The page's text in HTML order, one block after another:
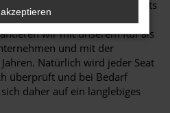
und das Fahrzeug ist bereits
Für den
wir mit unserem Ruf als
und mit der
Natürlich wird jeder Seat
überprüft und bei Bedarf
daher auf ein langlebiges